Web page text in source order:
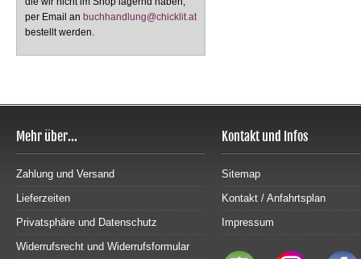
per Email an buchhandlung@chicklit.at
bestellt werden.
Mehr über...
Zahlung und Versand
Lieferzeiten
Privatsphäre und Datenschutz
Widerrufsrecht und Widerrufsformular
Kontakt und Infos
Sitemap
Kontakt / Anfahrtsplan
Impressum